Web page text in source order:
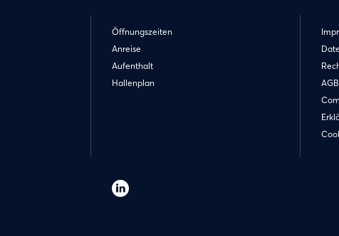
Öffnungszeiten
Anreise
Aufenthalt
Hallenplan